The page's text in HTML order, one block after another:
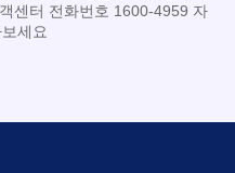
센터 전화번호 1600-4959 자
세요